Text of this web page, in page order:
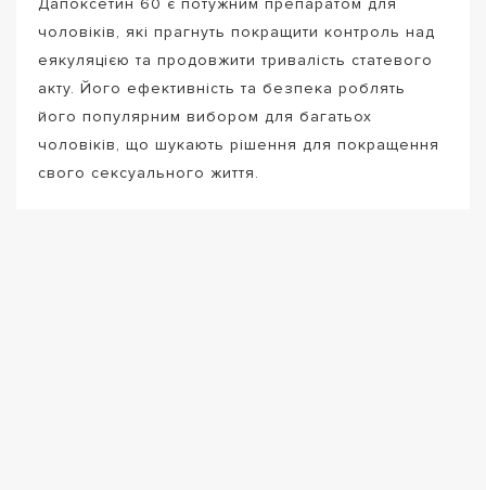
чоловіків, які прагнуть покращити контроль над
еякуляцією та продовжити тривалість статевого
акту. Його ефективність та безпека роблять
його популярним вибором для багатьох
чоловіків, що шукають рішення для покращення
свого сексуального життя.